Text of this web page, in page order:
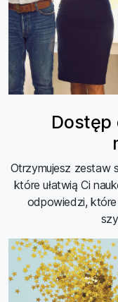
Dostęp
Otrzymujesz zestaw
które ułatwią Ci
odpowiedzi, które